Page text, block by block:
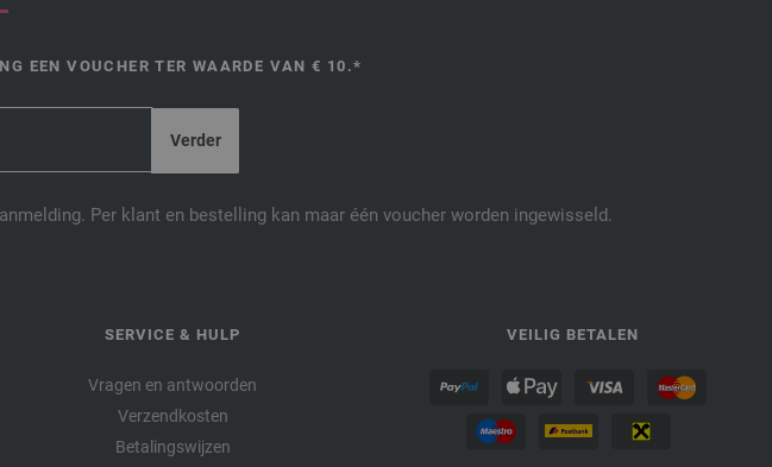
EEN VOUCHER TER WAARDE VAN € 10.*
Per klant en bestelling kan maar één voucher worden ingewisseld.
SERVICE & HULP
Vragen en antwoorden
Verzendkosten
Betalingswijzen
VEILIG BETALEN